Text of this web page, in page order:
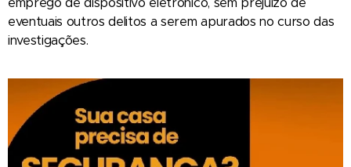
eventuais outros delitos a serem apurados no curso das
investigações.